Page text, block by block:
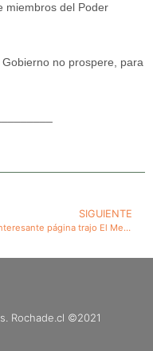
miembros del Poder
no prospere, para
SIGUIENTE
Muy interesante página trajo El Mercurio del 16 de diciembre de 2022 de la FALP (Fundación Arturo López Pérez) titulado “Cómo la resistencia a la insulina puede favorecer el desarrollo del cáncer”
Rochade.cl ©2021